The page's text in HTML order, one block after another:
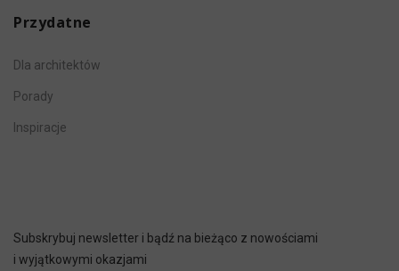
Przydatne
Dla architektów
Porady
Inspiracje
Subskrybuj newsletter i bądź na bieżąco z nowościami
i wyjątkowymi okazjami